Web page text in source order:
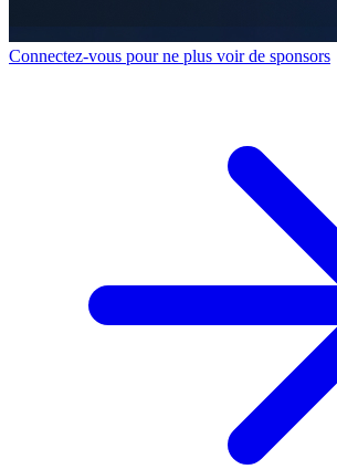
Connectez-vous pour ne plus voir de sponsors